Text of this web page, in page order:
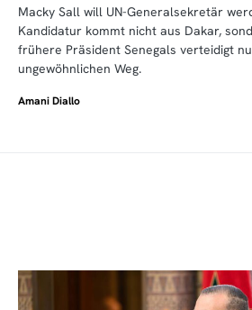
Macky Sall will UN-Generalsekretär
Kandidatur kommt nicht aus Dakar,
frühere Präsident Senegals verteidigt
ungewöhnlichen Weg.
Amani Diallo